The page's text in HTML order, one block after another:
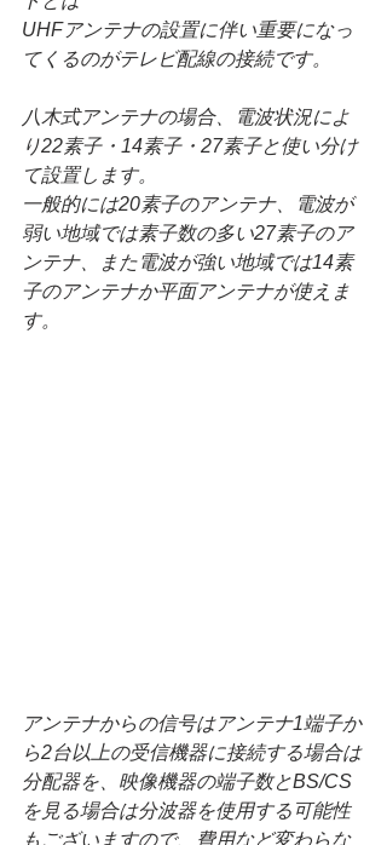
UHFアンテナの設置に伴い重要になっ
てくるのがテレビ配線の接続です。
八木式アンテナの場合、電波状況によ
り22素子・14素子・27素子と使い分け
て設置します。
一般的には20素子のアンテナ、電波が
弱い地域では素子数の多い27素子のア
ンテナ、また電波が強い地域では14素
子のアンテナか平面アンテナが使えま
す。
アンテナからの信号はアンテナ1端子か
ら2台以上の受信機器に接続する場合は
分配器を、映像機器の端子数とBS/CS
を見る場合は分波器を使用する可能性
もございますので、費用など変わらな